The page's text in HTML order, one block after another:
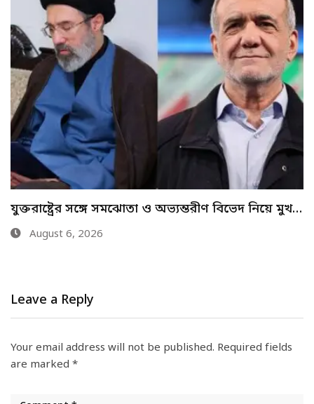
ইরানে হামলা সীমিত হওয়ার নেপথ্যে অস্ত্র সংকট:
পেন্টাগন…
Leave a Reply
Your email address will not be published. Required fields
are marked *